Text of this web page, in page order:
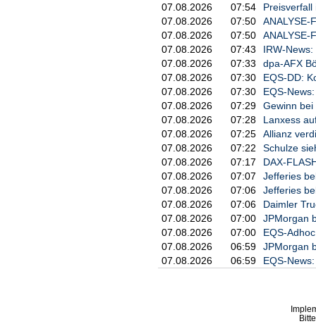
07.08.2026
07:54
07.08.2026
07:50
ANALYSE-
07.08.2026
07:50
ANALYSE-
07.08.2026
07:43
IRW-
07.08.2026
07:33
dpa-AFX
07.08.2026
07:30
EQS-DD:
07.08.2026
07:30
EQS-
07.08.2026
07:29
Gewinn
07.08.2026
07:28
Lanxess
07.08.2026
07:25
Allianz
07.08.2026
07:22
Schulze
07.08.2026
07:17
DAX-
07.08.2026
07:07
Jefferies
07.08.2026
07:06
Jefferies
07.08.2026
07:06
Daimler
07.08.2026
07:00
JPMorgan
07.08.2026
07:00
EQS-
07.08.2026
06:59
JPMorgan
07.08.2026
06:59 EQS-